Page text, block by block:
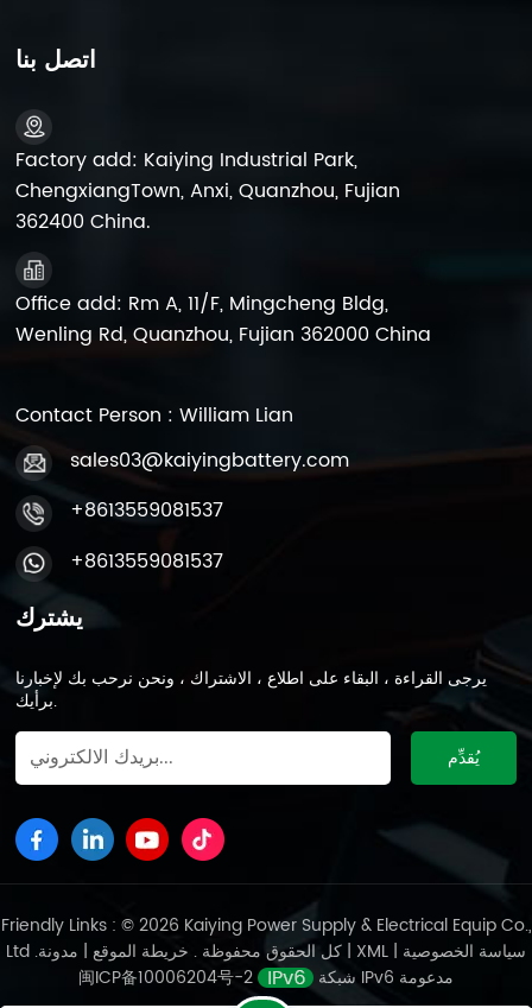
اتصل بنا
Factory add: Kaiying Industrial Park,
ChengxiangTown, Anxi, Quanzhou, Fujian
362400 China.
Office add: Rm A, 11/F, Mingcheng Bldg,
Wenling Rd, Quanzhou, Fujian 362000 China
Contact Person : William Lian
sales03@kaiyingbattery.com
+8613559081537
+8613559081537
يشترك
يرجى القراءة ، البقاء على اطلاع ، الاشتراك ، ونحن نرحب بك لإخبارنا
برأيك.
Friendly Links : © 2026 Kaiying Power Supply & Electrical Equip Co.,
Ltd .كل الحقوق محفوظة . خريطة الموقع | | XML | سياسة الخصوصية
闽ICP备10006204号-2
شبكة IPv6 مدعومة